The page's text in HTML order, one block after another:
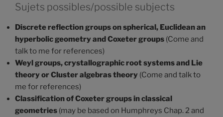
Sujets possibles/possible subjects
Discrete reflection groups on spherical, Euclidean an
hyperbolic geometry and Coxeter groups (Come and
talk to me for references)
Weyl groups, crystallographic root systems and Lie
theory or Cluster algebras theory (Come and talk to
me for references)
Classification of Coxeter groups in classical
geometries (may be based on Humphreys Chap. 2 and